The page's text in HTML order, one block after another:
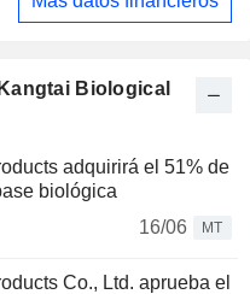
Biological
adquirirá el 51% de
biológica
16/06
MT
Co., Ltd. aprueba el